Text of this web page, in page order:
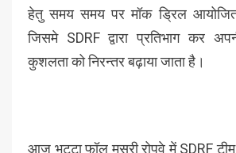
हेतु समय समय पर मॉक ड्रिल आयोजित
जिसमे SDRF द्वारा प्रतिभाग कर
कुशलता को निरन्तर बढ़ाया जाता है।
आज भट्टा फॉल मसूरी रोपवे में SDRF टीम